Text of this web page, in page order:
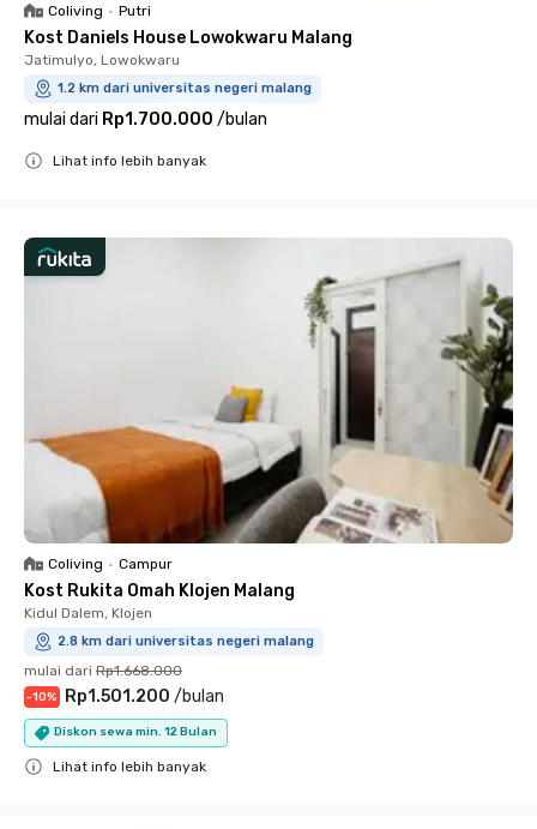
Coliving • Putri
Kost Daniels House Lowokwaru Malang
Jatimulyo, Lowokwaru
1.2 km dari universitas negeri malang
mulai dari Rp1.700.000 /bulan
Lihat info lebih banyak
Coliving • Campur
Kost Rukita Omah Klojen Malang
Kidul Dalem, Klojen
2.8 km dari universitas negeri malang
mulai dari Rp1.668.000
-10% Rp1.501.200 /bulan
Diskon sewa min. 12 Bulan
Lihat info lebih banyak